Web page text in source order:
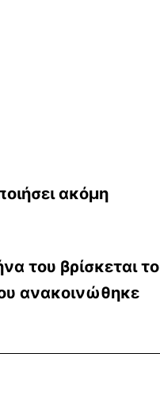
ακόμη
του βρίσκεται το
ανακοινώθηκε